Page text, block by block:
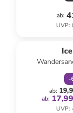
ab:
UVP:
-
ab:
ab:
UVP: